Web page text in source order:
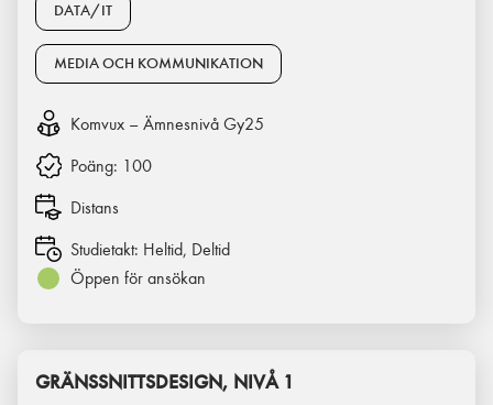
DATA/IT
MEDIA OCH KOMMUNIKATION
Komvux – Ämnesnivå Gy25
Poäng: 100
Distans
Studietakt: Heltid, Deltid
Öppen för ansökan
GRÄNSSNITTSDESIGN, NIVÅ 1